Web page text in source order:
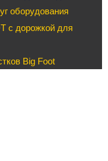
оборудования
с дорожкой для
Big Foot